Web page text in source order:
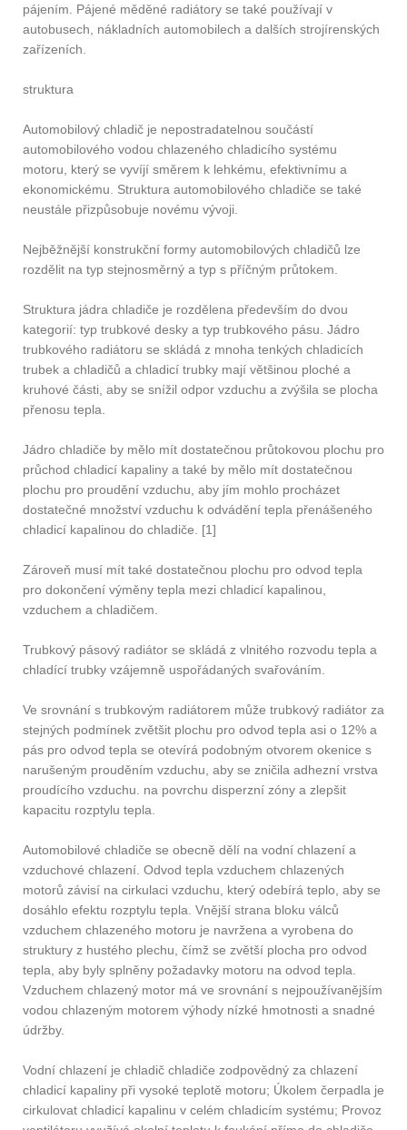
pájením. Pájené měděné radiátory se také používají v
autobusech, nákladních automobilech a dalších strojírenských
zařízeních.
struktura
Automobilový chladič je nepostradatelnou součástí
automobilového vodou chlazeného chladicího systému
motoru, který se vyvíjí směrem k lehkému, efektivnímu a
ekonomickému. Struktura automobilového chladiče se také
neustále přizpůsobuje novému vývoji.
Nejběžnější konstrukční formy automobilových chladičů lze
rozdělit na typ stejnosměrný a typ s příčným průtokem.
Struktura jádra chladiče je rozdělena především do dvou
kategorií: typ trubkové desky a typ trubkového pásu. Jádro
trubkového radiátoru se skládá z mnoha tenkých chladicích
trubek a chladičů a chladicí trubky mají většinou ploché a
kruhové části, aby se snížil odpor vzduchu a zvýšila se plocha
přenosu tepla.
Jádro chladiče by mělo mít dostatečnou průtokovou plochu pro
průchod chladicí kapaliny a také by mělo mít dostatečnou
plochu pro proudění vzduchu, aby jím mohlo procházet
dostatečné množství vzduchu k odvádění tepla přenášeného
chladicí kapalinou do chladiče. [1]
Zároveň musí mít také dostatečnou plochu pro odvod tepla
pro dokončení výměny tepla mezi chladicí kapalinou,
vzduchem a chladičem.
Trubkový pásový radiátor se skládá z vlnitého rozvodu tepla a
chladící trubky vzájemně uspořádaných svařováním.
Ve srovnání s trubkovým radiátorem může trubkový radiátor za
stejných podmínek zvětšit plochu pro odvod tepla asi o 12% a
pás pro odvod tepla se otevírá podobným otvorem okenice s
narušeným prouděním vzduchu, aby se zničila adhezní vrstva
proudícího vzduchu. na povrchu disperzní zóny a zlepšit
kapacitu rozptylu tepla.
Automobilové chladiče se obecně dělí na vodní chlazení a
vzduchové chlazení. Odvod tepla vzduchem chlazených
motorů závisí na cirkulaci vzduchu, který odebírá teplo, aby se
dosáhlo efektu rozptylu tepla. Vnější strana bloku válců
vzduchem chlazeného motoru je navržena a vyrobena do
struktury z hustého plechu, čímž se zvětší plocha pro odvod
tepla, aby byly splněny požadavky motoru na odvod tepla.
Vzduchem chlazený motor má ve srovnání s nejpoužívanějším
vodou chlazeným motorem výhody nízké hmotnosti a snadné
údržby.
Vodní chlazení je chladič chladiče zodpovědný za chlazení
chladicí kapaliny při vysoké teplotě motoru; Úkolem čerpadla je
cirkulovat chladicí kapalinu v celém chladicím systému; Provoz